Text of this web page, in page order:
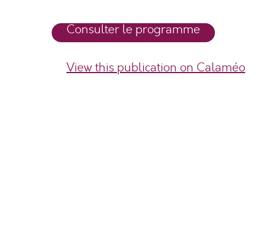
Consulter le programme
View this publication on Calaméo